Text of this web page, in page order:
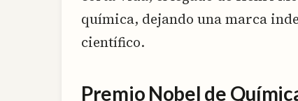
química, dejando una marca
científico.
Premio Nobel de